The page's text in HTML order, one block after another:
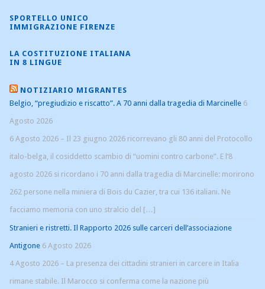
SPORTELLO UNICO
IMMIGRAZIONE FIRENZE
LA COSTITUZIONE ITALIANA
IN 8 LINGUE
NOTIZIARIO MIGRANTES
Belgio, “pregiudizio e riscatto”. A 70 anni dalla tragedia di Marcinelle 6
Agosto 2026
6 Agosto 2026 – Il 23 giugno 2026 ricorrevano gli 80 anni del Protocollo
italo-belga, il cosiddetto scambio di “uomini contro carbone”. E l’8
agosto 2026 si ricordano i 70 anni dalla tragedia di Marcinelle: morirono
262 persone nella miniera di Bois du Cazier, tra cui 136 italiani. Ne
facciamo memoria con uno stralcio del […]
Stranieri e ristretti. Il Rapporto 2026 sulle carceri dell’associazione
Antigone 6 Agosto 2026
4 Agosto 2026 – La presenza dei cittadini stranieri in carcere in Italia
rimane stabile. Il Marocco si conferma come la nazione più